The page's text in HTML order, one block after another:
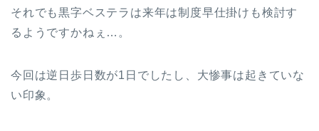
それでも黒字ベステラは来年は制度早仕掛けも検討す
るようですかねぇ…。
今回は逆日歩日数が1日でしたし、大惨事は起きていな
い印象。